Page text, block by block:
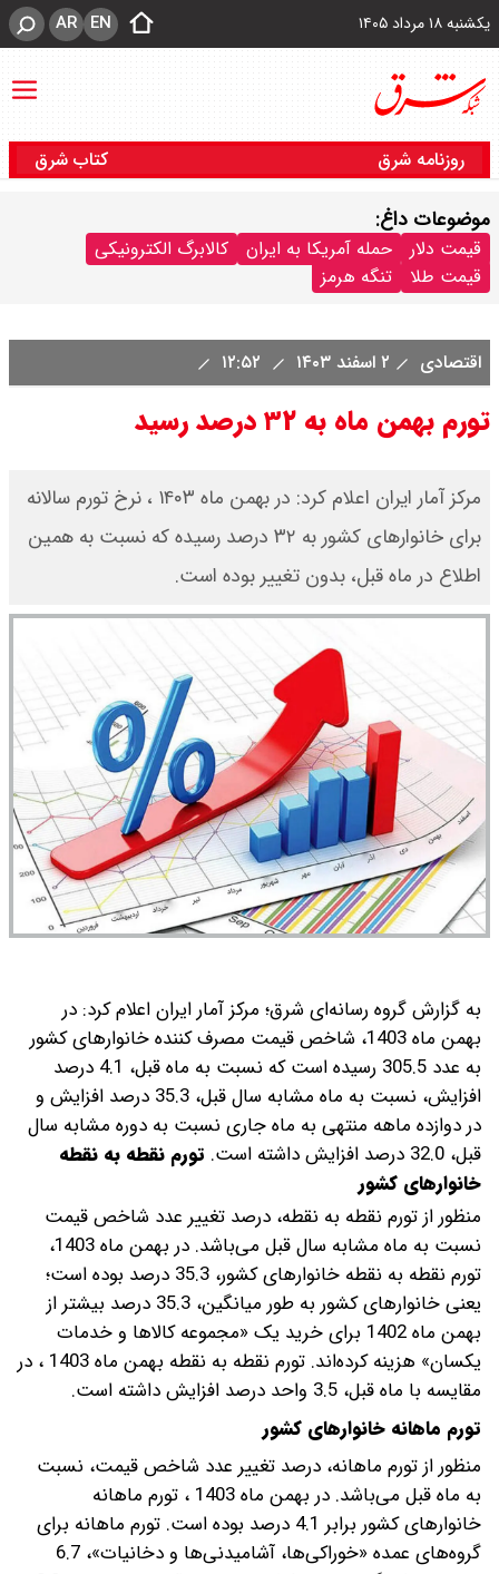
یکشنبه ۱۸ مرداد ۱۴۰۵ EN
AR
روزنامه شرق کتاب شرق
موضوعات داغ:
قیمت دلار حمله آمریکا به ایران
کالابرگ الکترونیکی
قیمت طلا
تنگه هرمز
اقتصادی ۲ اسفند ۱۴۰۳
تورم بهمن ماه به ۳۲ درصد رسید
مرکز آمار ایران اعلام کرد: در بهمن ماه ۱۴۰۳ ، نرخ تورم سالانه
برای خانوارهای کشور به ۳۲ درصد رسیده که نسبت به همین
اطلاع در ماه قبل، بدون تغییر بوده است.
به گزارش گروه رسانه‌ای شرق؛ مرکز آمار ایران اعلام کرد: در
بهمن ماه 1403، شاخص قیمت مصرف کننده خانوارهای کشور
به عدد 305.5 رسیده است که نسبت به ماه قبل، 4.1 درصد
افزایش، نسبت به ماه مشابه سال قبل، 35.3 درصد افزایش و
در دوازده ماهه منتهی به ماه جاری نسبت به دوره مشابه سال
قبل، 32.0 درصد افزایش داشته است.
تورم نقطه به نقطه
خانوارهای کشور
منظور از تورم نقطه به نقطه، درصد تغییر عدد شاخص قیمت
نسبت به ماه مشابه سال قبل می‌باشد. در بهمن ماه 1403،
تورم نقطه به نقطه خانوارهای کشور، 35.3 درصد بوده است؛
یعنی خانوارهای کشور به طور میانگین، 35.3 درصد بیشتر از
بهمن ماه 1402 برای خرید یک «مجموعه کالاها و خدمات
یکسان» هزینه کرده‌­اند. تورم نقطه به نقطه بهمن ماه 1403 ، در
مقایسه با ماه قبل، 3.5 واحد درصد افزایش داشته است.
تورم ماهانه خانوارهای کشور
منظور از تورم ماهانه، درصد تغییر عدد شاخص قیمت، نسبت
به ماه قبل می‌باشد. در بهمن ماه 1403 ، تورم ماهانه
خانوارهای کشور برابر 4.1 درصد بوده است. تورم ماهانه برای
گروه‌های عمده «خوراکی‌ها، آشامیدنی‌ها و دخانیات»، 6.7